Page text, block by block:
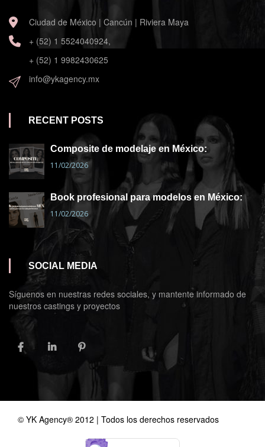
Ciudad de México | Cancún | Riviera Maya
+ (52) 1 5524040924,
+ (52) 1 9982430625
info@ykagency.mx
RECENT POSTS
Composite de modelaje en México:
11/02/2026
Book profesional para modelos en México:
11/02/2026
SOCIAL MEDIA
Síguenos en nuestras redes sociales, y mantente informado de
nuestros castings y proyectos
FACEBOOKLINKEDINPINTEREST
© YK Agency® 2012 | Todos los derechos reservados